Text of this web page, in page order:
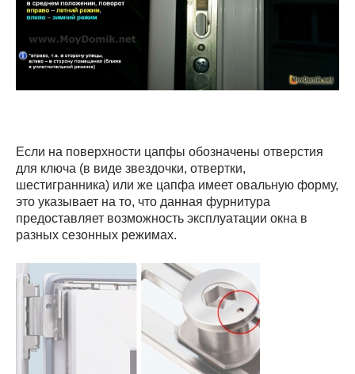
Если на поверхности цапфы обозначены отверстия
для ключа (в виде звездочки, отвертки,
шестигранника) или же цапфа имеет овальную форму,
это указывает на то, что данная фурнитура
предоставляет возможность эксплуатации окна в
разных сезонных режимах.